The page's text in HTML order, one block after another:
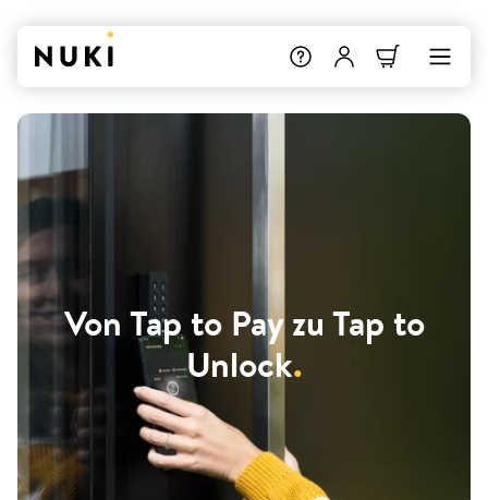
Von Tap to Pay zu Tap to
Unlock.